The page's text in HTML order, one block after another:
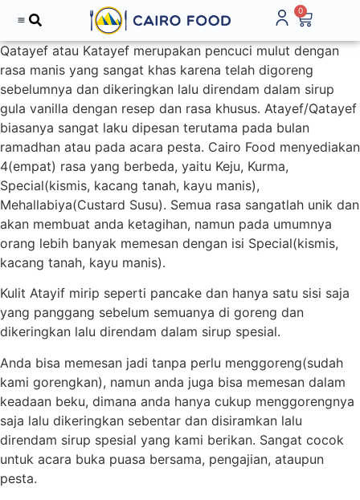
0
Qatayef atau Katayef merupakan pencuci mulut dengan
rasa manis yang sangat khas karena telah digoreng
sebelumnya dan dikeringkan lalu direndam dalam sirup
gula vanilla dengan resep dan rasa khusus. Atayef/Qatayef
biasanya sangat laku dipesan terutama pada bulan
ramadhan atau pada acara pesta. Cairo Food menyediakan
4(empat) rasa yang berbeda, yaitu Keju, Kurma,
Special(kismis, kacang tanah, kayu manis),
Mehallabiya(Custard Susu). Semua rasa sangatlah unik dan
akan membuat anda ketagihan, namun pada umumnya
orang lebih banyak memesan dengan isi Special(kismis,
kacang tanah, kayu manis).
Kulit Atayif mirip seperti pancake dan hanya satu sisi saja
yang panggang sebelum semuanya di goreng dan
dikeringkan lalu direndam dalam sirup spesial.
Anda bisa memesan jadi tanpa perlu menggoreng(sudah
kami gorengkan), namun anda juga bisa memesan dalam
keadaan beku, dimana anda hanya cukup menggorengnya
saja lalu dikeringkan sebentar dan disiramkan lalu
direndam sirup spesial yang kami berikan. Sangat cocok
untuk acara buka puasa bersama, pengajian, ataupun
pesta.